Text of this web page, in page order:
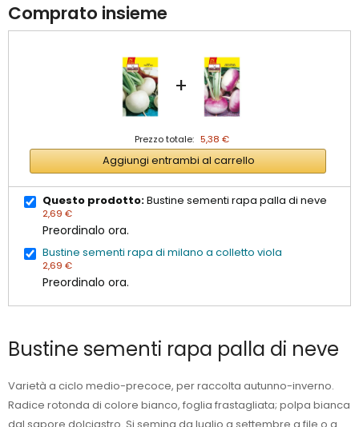
Comprato insieme
+
Prezzo totale: 5,38 €
Aggiungi entrambi al carrello
Questo prodotto:Bustine sementi rapa palla di neve
2,69 €
Preordinalo ora.
Bustine sementi rapa di milano a colletto viola
2,69 €
Preordinalo ora.
Bustine sementi rapa palla di neve
Varietà a ciclo medio-precoce, per raccolta autunno-inverno.
Radice rotonda di colore bianco, foglia frastagliata; polpa bianca